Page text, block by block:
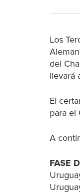
Los
del
llevará
El
para el
A
FASE